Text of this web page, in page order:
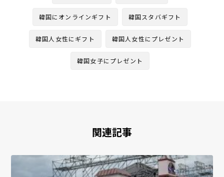
韓国にオンラインギフト 韓国スタバギフト
韓国人女性にギフト 韓国人女性にプレゼント
韓国女子にプレゼント
関連記事